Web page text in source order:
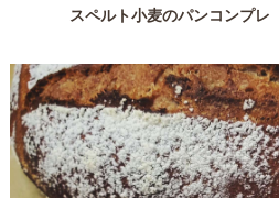
スペルト小麦のパンコンプレ